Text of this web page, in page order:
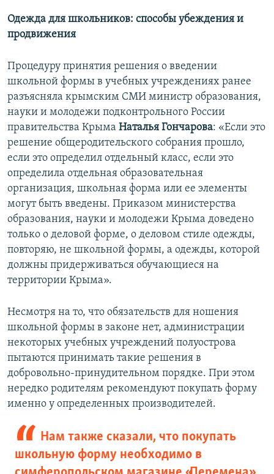
Одежда для школьников: способы убеждения и
продвижения
Процедуру принятия решения о введении
школьной формы в учебных учреждениях ранее
разъясняла крымским СМИ министр образования,
науки и молодежи подконтрольного России
правительства Крыма Наталья Гончарова: «Если это
решение общеродительского собрания прошло,
если это определил отдельный класс, если это
определила отдельная образовательная
организация, школьная форма или ее элементы
могут быть введены. Приказом министерства
образования, науки и молодежи Крыма доведено
только о деловой форме, о деловом стиле одежды,
повторяю, не школьной формы, а одежды, которой
должны придерживаться обучающиеся на
территории Крыма».
Несмотря на то, что обязательств для ношения
школьной формы в законе нет, администрации
некоторых учебных учреждений полуострова
пытаются принимать такие решения в
добровольно-принудительном порядке. При этом
нередко родителям рекомендуют покупать форму
именно у определенных производителей.
Нам также сказали, что покупать
школьную форму необходимо в